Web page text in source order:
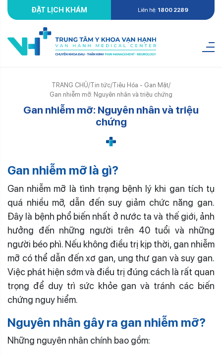
ĐẶT LỊCH KHÁM Liên hệ: 1800 2289
TRANG CHỦ/Tin tức/Tiêu Hóa - Gan Mật/
Gan nhiễm mỡ: Nguyên nhân và triệu chứng
Gan nhiễm mỡ: Nguyên nhân và triệu
chứng
Gan nhiễm mỡ là gì?
Gan nhiễm mỡ là tình trạng bệnh lý khi gan tích tụ
quá nhiều mỡ, dẫn đến suy giảm chức năng gan.
Đây là bệnh phổ biến nhất ở nước ta và thế giới, ảnh
hưởng đến những người trên 40 tuổi và những
người béo phì. Nếu không điều trị kịp thời, gan nhiễm
mỡ có thể dẫn đến xơ gan, ung thư gan và suy gan.
Việc phát hiện sớm và điều trị đúng cách là rất quan
trọng để duy trì sức khỏe gan và tránh các biến
chứng nguy hiểm.
Nguyên nhân gây ra gan nhiễm mỡ?
Những nguyên nhân chính bao gồm: